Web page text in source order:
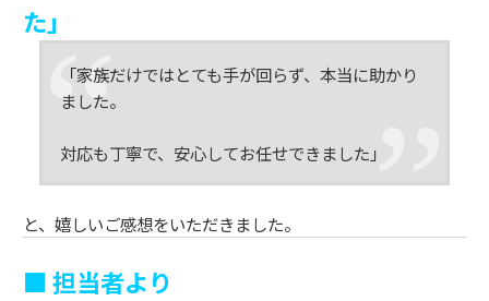
た」
「家族だけではとても手が回らず、本当に助かり
ました。
対応も丁寧で、安心してお任せできました」
と、嬉しいご感想をいただきました。
■ 担当者より